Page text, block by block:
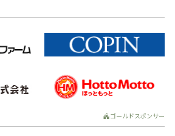
ゴールドスポンサー